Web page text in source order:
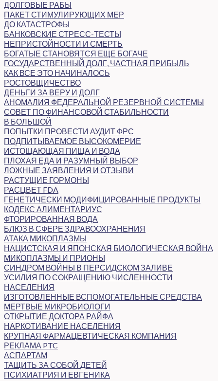
ДОЛГОВЫЕ РАБЫ
ПАКЕТ СТИМУЛИРУЮЩИХ МЕР
ДО КАТАСТРОФЫ
БАНКОВСКИЕ СТРЕСС-ТЕСТЫ
НЕПРИСТОЙНОСТИ И СМЕРТЬ
БОГАТЫЕ СТАНОВЯТСЯ ЕЩЕ БОГАЧЕ
ГОСУДАРСТВЕННЫЙ ДОЛГ, ЧАСТНАЯ ПРИБЫЛЬ
КАК ВСЕ ЭТО НАЧИНАЛОСЬ
РОСТОВЩИЧЕСТВО
ДЕНЬГИ ЗА ВЕРУ И ДОЛГ
АНОМАЛИЯ ФЕДЕРАЛЬНОЙ РЕЗЕРВНОЙ СИСТЕМЫ
СОВЕТ ПО ФИНАНСОВОЙ СТАБИЛЬНОСТИ
В БОЛЬШОЙ
ПОПЫТКИ ПРОВЕСТИ АУДИТ ФРС
ПОДПИТЫВАЕМОЕ ВЫСОКОМЕРИЕ
ИСТОЩАЮЩАЯ ПИЩА И ВОДА
ПЛОХАЯ ЕДА И РАЗУМНЫЙ ВЫБОР
ЛОЖНЫЕ ЗАЯВЛЕНИЯ И ОТЗЫВИ
РАСТУЩИЕ ГОРМОНЫ
РАСЦВЕТ FDA
ГЕНЕТИЧЕСКИ МОДИФИЦИРОВАННЫЕ ПРОДУКТЫ
КОДЕКС АЛИМЕНТАРИУС
ФТОРИРОВАННАЯ ВОДА
БЛЮЗ В СФЕРЕ ЗДРАВООХРАНЕНИЯ
АТАКА МИКОПЛАЗМЫ
НАЦИСТСКАЯ И ЯПОНСКАЯ БИОЛОГИЧЕСКАЯ ВОЙНА
МИКОПЛАЗМЫ И ПРИОНЫ
СИНДРОМ ВОЙНЫ В ПЕРСИДСКОМ ЗАЛИВЕ
УСИЛИЯ ПО СОКРАЩЕНИЮ ЧИСЛЕННОСТИ
НАСЕЛЕНИЯ
ИЗГОТОВЛЕННЫЕ ВСПОМОГАТЕЛЬНЫЕ СРЕДСТВА
МЕРТВЫЕ МИКРОБИОЛОГИ
ОТКРЫТИЕ ДОКТОРА РАЙФА
НАРКОТИВАНИЕ НАСЕЛЕНИЯ
КРУПНАЯ ФАРМАЦЕВТИЧЕСКАЯ КОМПАНИЯ
РЕКЛАМА PTC
АСПАРТАМ
ТАЩИТЬ ЗА СОБОЙ ДЕТЕЙ
ПСИХИАТРИЯ И ЕВГЕНИКА